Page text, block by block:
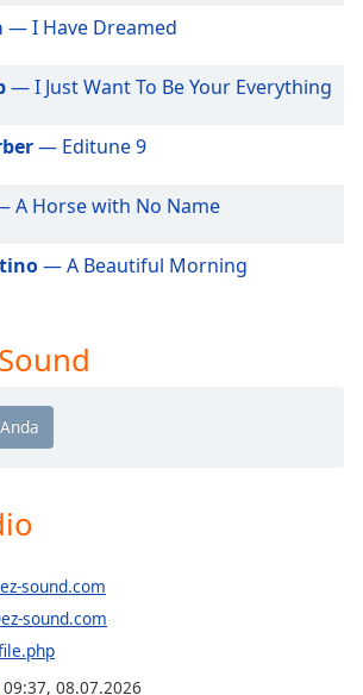
— I Have Dreamed
— I Just Want To Be Your Everything
— Editune 9
A Horse with No Name
— A Beautiful Morning
sound.com
sound.com
09:37, 08.07.2026